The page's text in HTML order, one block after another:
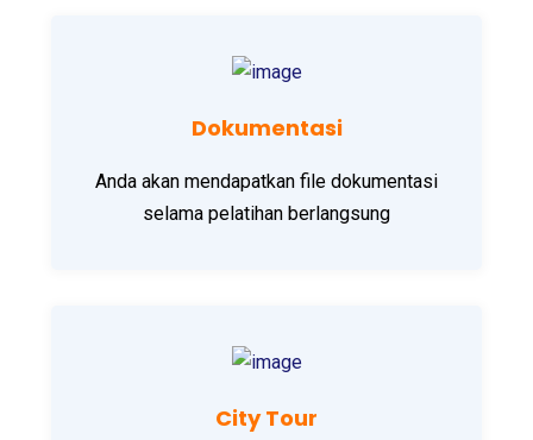
Dokumentasi
Anda akan mendapatkan file dokumentasi
selama pelatihan berlangsung
City Tour